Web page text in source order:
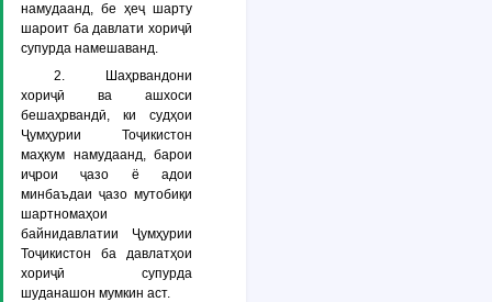
намудаанд, бе ҳеҷ шарту
шароит ба давлати хориҷӣ
супурда намешаванд.
2. Шаҳрвандони
хориҷӣ ва ашхоси
бешаҳрвандӣ, ки судҳои
Ҷумҳурии Тоҷикистон
маҳкум намудаанд, барои
иҷрои ҷазо ё адои
минбаъдаи ҷазо мутобиқи
шартномаҳои
байнидавлатии Ҷумҳурии
Тоҷикистон ба давлатҳои
хориҷӣ супурда
шуданашон мумкин аст.